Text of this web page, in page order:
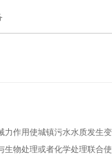
作用使城镇污水水质发生变
物处理或者化学处理联合使